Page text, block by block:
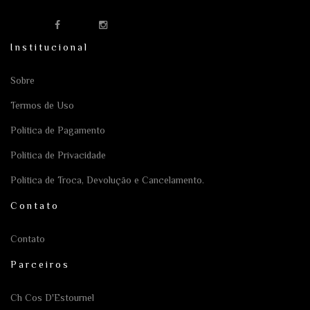
Institucional
Sobre
Termos de Uso
Política de Pagamento
Política de Privacidade
Política de Troca, Devolução e Cancelamento.
Contato
Contato
Parceiros
Ch Cos D'Estournel